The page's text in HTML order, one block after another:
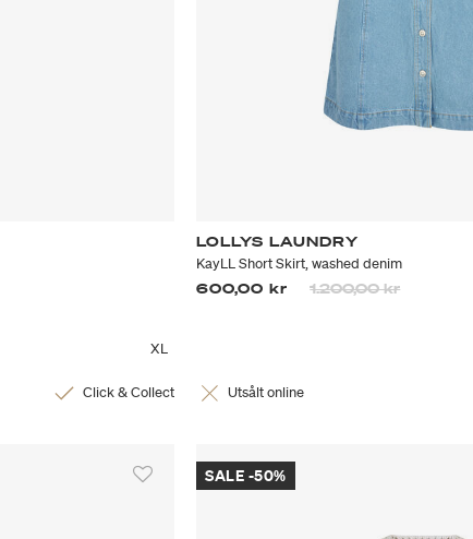
XL
Click & Collect
LOLLYS LAUNDRY
KayLL Short Skirt, washed denim
600,00 kr
Priset är nedsatt från
1.200,00 krtill
Utsålt online
SALE -50%